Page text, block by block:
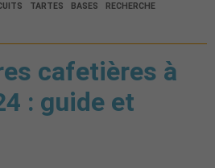
TARTES BASES RECHERCHE
cafetières à
: guide et